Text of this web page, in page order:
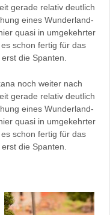
gerade relativ deutlich
eines Wunderland-
quasi in umgekehrter
schon fertig für das
die Spanten.
noch weiter nach
gerade relativ deutlich
eines Wunderland-
quasi in umgekehrter
schon fertig für das
die Spanten.